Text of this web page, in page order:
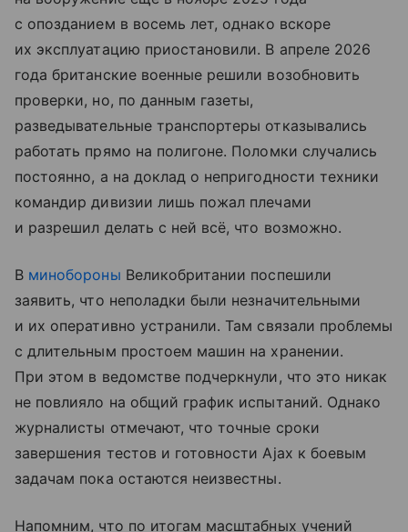
с опозданием в восемь лет, однако вскоре
их эксплуатацию приостановили. В апреле 2026
года британские военные решили возобновить
проверки, но, по данным газеты,
разведывательные транспортеры отказывались
работать прямо на полигоне. Поломки случались
постоянно, а на доклад о непригодности техники
командир дивизии лишь пожал плечами
и разрешил делать с ней всё, что возможно.
В минобороны Великобритании поспешили
заявить, что неполадки были незначительными
и их оперативно устранили. Там связали проблемы
с длительным простоем машин на хранении.
При этом в ведомстве подчеркнули, что это никак
не повлияло на общий график испытаний. Однако
журналисты отмечают, что точные сроки
завершения тестов и готовности Ajax к боевым
задачам пока остаются неизвестны.
Напомним, что по итогам масштабных учений